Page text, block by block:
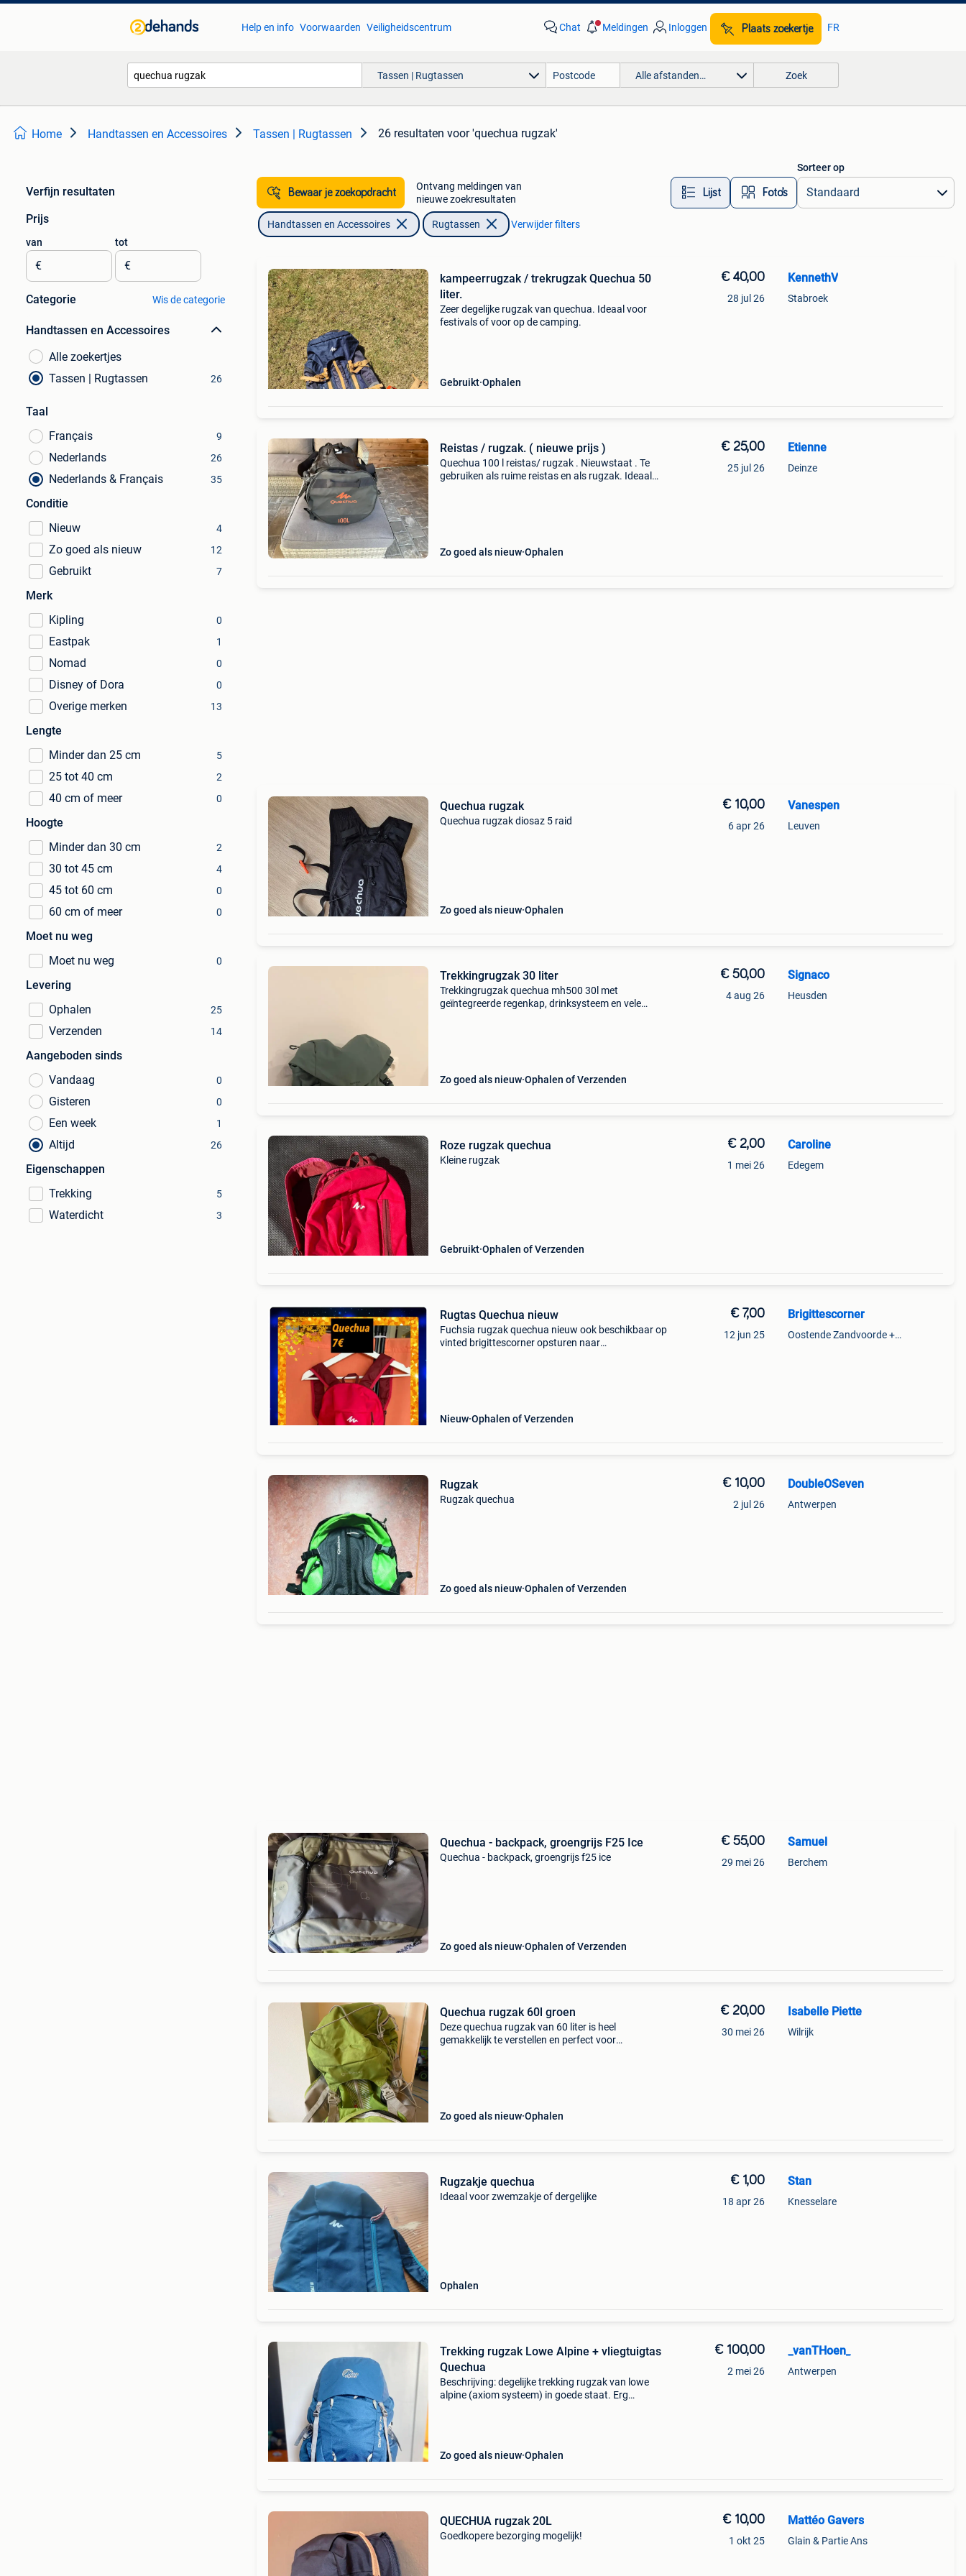
Help en info Voorwaarden Veiligheidscentrum Chat Meldingen Inloggen Plaats zoekertje FR
Tassen | Rugtassen Alle afstanden… Zoek
Home Handtassen en Accessoires Tassen | Rugtassen 26 resultaten voor 'quechua rugzak'
Verfijn resultaten
Prijs
van
€
tot
€
Categorie Wis de categorie
Handtassen en Accessoires
Alle zoekertjes
Tassen | Rugtassen
26
Taal
Français
9
Nederlands 26
Nederlands & Français 35
Conditie
Nieuw
4
Zo goed als nieuw 12
Gebruikt 7
Merk
Kipling
0
Eastpak 1
Nomad 0
Disney of Dora 0
Overige merken 13
Lengte
Minder dan 25 cm
5
25 tot 40 cm 2
40 cm of meer 0
Hoogte
Minder dan 30 cm
2
30 tot 45 cm 4
45 tot 60 cm 0
60 cm of meer 0
Moet nu weg
Moet nu weg
0
Levering
Ophalen
25
Verzenden 14
Aangeboden sinds
Vandaag
0
Gisteren 0
Een week 1
Altijd 26
Eigenschappen
Trekking
5
Waterdicht 3
Bewaar je zoekopdracht
Ontvang meldingen van
nieuwe zoekresultaten
Lijst Foto’s
Sorteer op
Handtassen en Accessoires Rugtassen Verwijder filters
kampeerrugzak / trekrugzak Quechua 50
liter.
Zeer degelijke rugzak van quechua. Ideaal voor
festivals of voor op de camping.
Gebruikt Ophalen
€ 40,00
28 jul 26
KennethV
Stabroek
Reistas / rugzak. ( nieuwe prijs )
Quechua 100 l reistas/ rugzak . Nieuwstaat . Te
gebruiken als ruime reistas en als rugzak. Ideaal
Zo goed als nieuw Ophalen
€ 25,00
25 jul 26
Etienne
Deinze
Quechua rugzak
Quechua rugzak diosaz 5 raid
Zo goed als nieuw Ophalen
€ 10,00
6 apr 26
Vanespen
Leuven
Trekkingrugzak 30 liter
Trekkingrugzak quechua mh500 30l met
geïntegreerde regenkap, drinksysteem en vele
Zo goed als nieuw Ophalen of Verzenden
€ 50,00
4 aug 26
Signaco
Heusden
Roze rugzak quechua
Kleine rugzak
Gebruikt Ophalen of Verzenden
€ 2,00
1 mei 26
Caroline
Edegem
Rugtas Quechua nieuw
Fuchsia rugzak quechua nieuw ook beschikbaar op
vinted brigittescorner opsturen naar
Nieuw Ophalen of Verzenden
€ 7,00
12 jun 25
Brigittescorner
Oostende Zandvoorde +Oostende
Rugzak
Rugzak quechua
Zo goed als nieuw Ophalen of Verzenden
€ 10,00
2 jul 26
DoubleOSeven
Antwerpen
Quechua - backpack, groengrijs F25 Ice
Quechua - backpack, groengrijs f25 ice
Zo goed als nieuw Ophalen of Verzenden
€ 55,00
29 mei 26
Samuel
Berchem
Quechua rugzak 60l groen
Deze quechua rugzak van 60 liter is heel
gemakkelijk te verstellen en perfect voor
Zo goed als nieuw Ophalen
€ 20,00
30 mei 26
Isabelle Piette
Wilrijk
Rugzakje quechua
Ideaal voor zwemzakje of dergelijke
Ophalen
€ 1,00
18 apr 26
Stan
Knesselare
Trekking rugzak Lowe Alpine + vliegtuigtas
Quechua
Beschrijving: degelijke trekking rugzak van lowe
alpine (axiom systeem) in goede staat. Erg
Zo goed als nieuw Ophalen
€ 100,00
2 mei 26
_vanTHoen_
Antwerpen
QUECHUA rugzak 20L
Goedkopere bezorging mogelijk!
€ 10,00
1 okt 25
Mattéo Gavers
Glain & Partie Ans